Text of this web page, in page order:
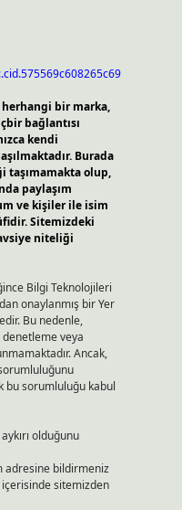
bir marka,
bağlantısı
kendi
Burada
taşımamakta olup,
paylaşım
ve kişiler ile isim
Sitemizdeki
niteliği
Bilgi Teknolojileri
onaylanmış bir Yer
Bu nedenle,
veya
Ancak,
bu sorumluluğu kabul
olduğunu
adresine bildirmeniz
sitemizden